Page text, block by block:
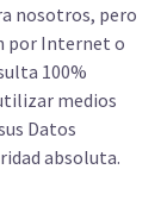
nosotros, pero
por Internet o
100%
medios
Datos
absoluta.